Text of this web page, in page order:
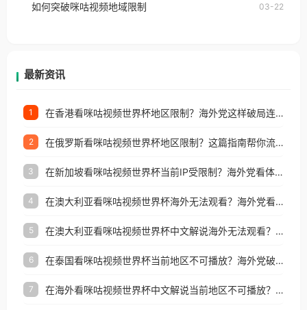
户收听网易云音乐地区版权限制」的问题，无论人在
如何突破咪咕视频地域限制 03-22
最新资讯
1 在香港看咪咕视频世界杯地区限制？海外党这样破局连看7天不卡顿！
2 在俄罗斯看咪咕视频世界杯地区限制？这篇指南帮你流畅看中文解说赛事
3 在新加坡看咪咕视频世界杯当前IP受限制？海外党看体育赛事的终极破局指南
4 在澳大利亚看咪咕视频世界杯海外无法观看？海外党看国内体育直播的终极解法
5 在澳大利亚看咪咕视频世界杯中文解说海外无法观看？这篇指南帮你搞定所有体育直播难题
6 在泰国看咪咕视频世界杯当前地区不可播放？海外党破局看中文解说赛事指南
7 在海外看咪咕视频世界杯中文解说当前地区不可播放？这篇指南帮你搞定所有体育赛事直播难题